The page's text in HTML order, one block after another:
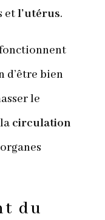
etl’utérus.
d’être bien
le
circulation
du